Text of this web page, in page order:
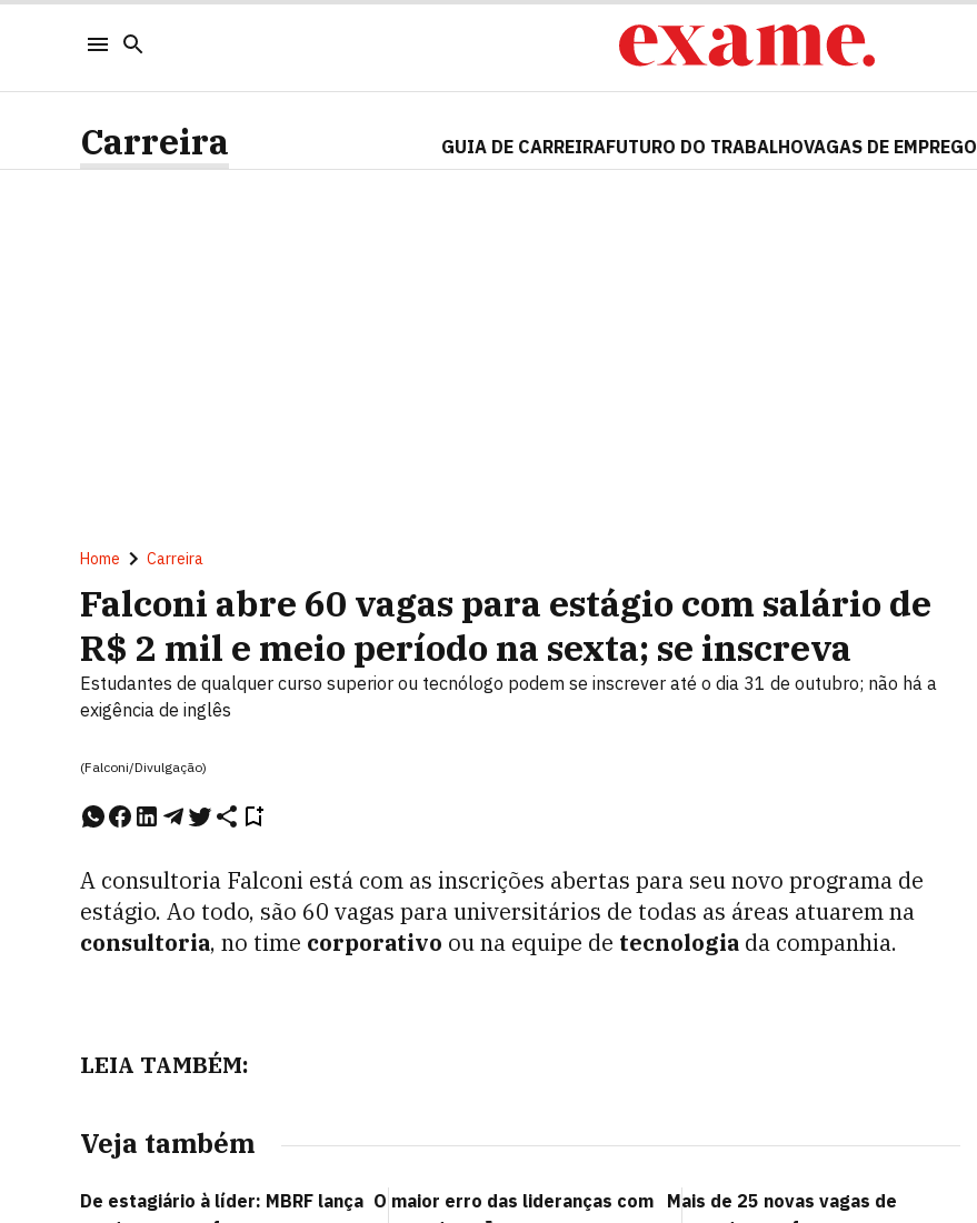
Carreira GUIA DE CARREIRAFUTURO DO TRABALHOVAGAS DE EMPREGO
Home Carreira
Falconi abre 60 vagas para estágio com salário de
R$ 2 mil e meio período na sexta; se inscreva
Estudantes de qualquer curso superior ou tecnólogo podem se inscrever até o dia 31 de outubro; não há a
exigência de inglês
(Falconi/Divulgação)
A consultoria Falconi está com as inscrições abertas para seu novo programa de
estágio. Ao todo, são 60 vagas para universitários de todas as áreas atuarem na
consultoria, no time corporativo ou na equipe de tecnologia da companhia.
LEIA TAMBÉM:
Veja também
De estagiário à líder: MBRF lança O maior erro das lideranças com
Mais de 25 novas vagas de